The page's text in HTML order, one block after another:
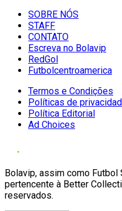
SOBRE NÓS
STAFF
CONTATO
Escreva no Bolavip
RedGol
Futbolcentroamerica
Termos e Condições
Políticas de
Política Editorial
Ad Choices
Bolavip, assim como Futbol
pertencente à Better
reservados.